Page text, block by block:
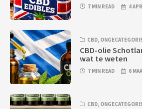
7 MIN READ 4
CBD,
CBD-olie
wat te weten
7 MIN READ 6
CBD,